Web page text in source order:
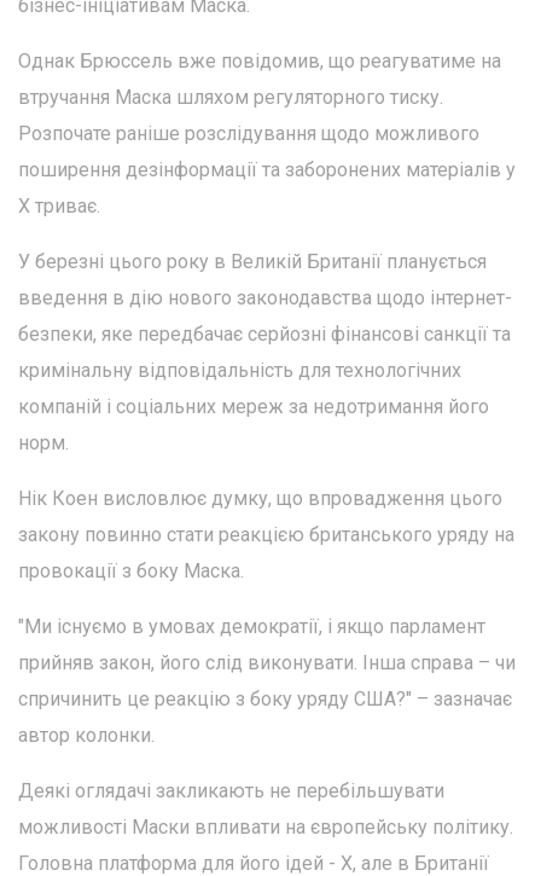
бізнес-ініціативам Маска.
Однак Брюссель вже повідомив, що реагуватиме на
втручання Маска шляхом регуляторного тиску.
Розпочате раніше розслідування щодо можливого
поширення дезінформації та заборонених матеріалів у
X триває.
У березні цього року в Великій Британії планується
введення в дію нового законодавства щодо інтернет-
безпеки, яке передбачає серйозні фінансові санкції та
кримінальну відповідальність для технологічних
компаній і соціальних мереж за недотримання його
норм.
Нік Коен висловлює думку, що впровадження цього
закону повинно стати реакцією британського уряду на
провокації з боку Маска.
"Ми існуємо в умовах демократії, і якщо парламент
прийняв закон, його слід виконувати. Інша справа – чи
спричинить це реакцію з боку уряду США?" – зазначає
автор колонки.
Деякі оглядачі закликають не перебільшувати
можливості Маски впливати на європейську політику.
Головна платформа для його ідей - X, але в Британії